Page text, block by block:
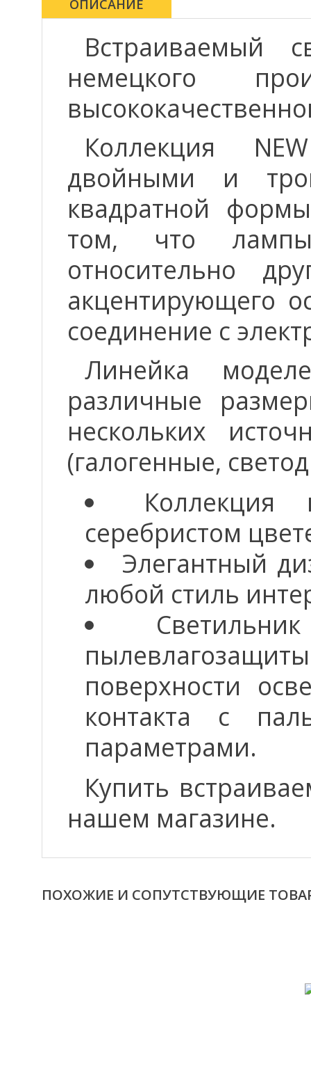
ОПИСАНИЕ
Встраиваемый
немецкого
Коллекция
двойными и
квадратной
том, что лампы
относительно
акцентирующего
соединение с
Линейка
различные
нескольких
(галогенные,
серебристом
Элегантный
любой стиль
поверхности
контакта с
параметрами.
Купить
нашем магазине.
ПОХОЖИЕ И СОПУТСТВУЮЩИЕ